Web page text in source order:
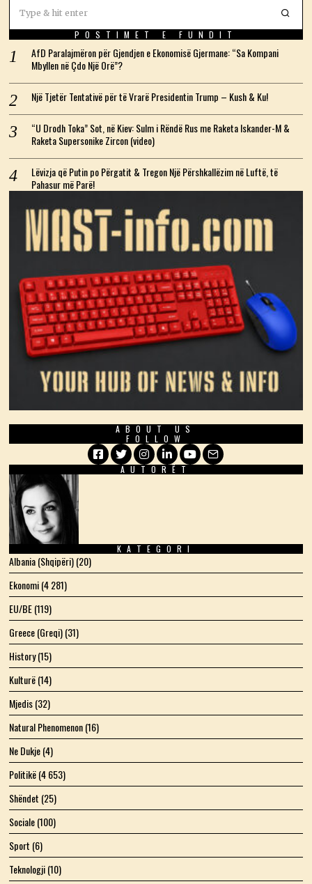
POSTIMET E FUNDIT
AfD Paralajmëron për Gjendjen e Ekonomisë Gjermane: “Sa Kompani
Mbyllen në Çdo Një Orë”?
Një Tjetër Tentativë për të Vrarë Presidentin Trump – Kush & Ku!
“U Drodh Toka” Sot, në Kiev: Sulm i Rëndë Rus me Raketa Iskander-M &
Raketa Supersonike Zircon (video)
Lëvizja që Putin po Përgatit & Tregon Një Përshkallëzim në Luftë, të
Pahasur më Parë!
ABOUT US
FOLLOW
Facebook
TwitterInstagram
LinkedIn
YouTube
Email
AUTORËT
KATEGORI
Albania (Shqipëri)(20)
Ekonomi(4 281)
EU/BE(119)
Greece (Greqi)(31)
History(15)
Kulturë(14)
Mjedis(32)
Natural Phenomenon(16)
Ne Dukje(4)
Politikë(4 653)
Shëndet (25)
Sociale(100)
Sport (6)
Teknologji(10)